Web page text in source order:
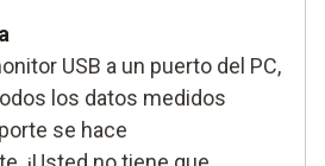
USB a un puerto del PC,
los datos medidos
se hace